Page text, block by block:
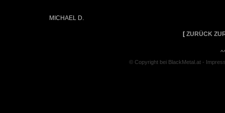
MICHAEL D.
[ ZURÜCK
© Copyright bei BlackMetal.at -